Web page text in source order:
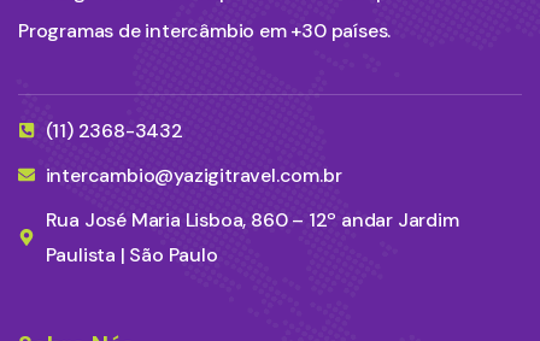
Programas de intercâmbio em +30 países.
(11) 2368-3432
intercambio@yazigitravel.com.br
Rua José Maria Lisboa, 860 – 12º andar Jardim
Paulista | São Paulo